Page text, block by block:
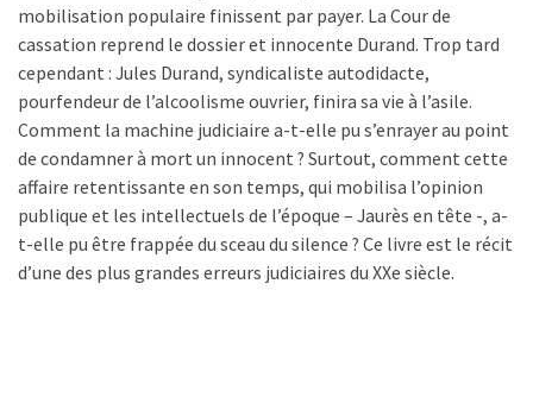
mobilisation populaire finissent par payer. La Cour de
cassation reprend le dossier et innocente Durand. Trop tard
cependant : Jules Durand, syndicaliste autodidacte,
pourfendeur de l’alcoolisme ouvrier, finira sa vie à l’asile.
Comment la machine judiciaire a-t-elle pu s’enrayer au point
de condamner à mort un innocent ? Surtout, comment cette
affaire retentissante en son temps, qui mobilisa l’opinion
publique et les intellectuels de l’époque – Jaurès en tête -, a-
t-elle pu être frappée du sceau du silence ? Ce livre est le récit
d’une des plus grandes erreurs judiciaires du XXe siècle.